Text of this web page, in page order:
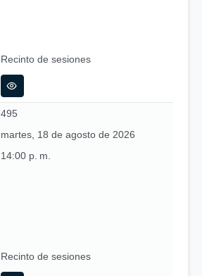
Recinto de sesiones
495
martes, 18 de agosto de 2026
14:00 p. m.
Recinto de sesiones